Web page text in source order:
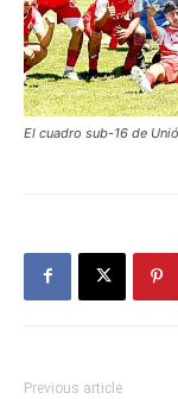
El cuadro sub-16 de
Previous article